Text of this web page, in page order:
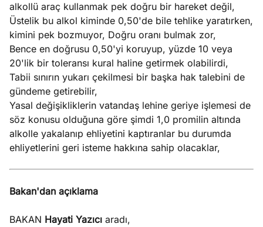
alkollü araç kullanmak pek doğru bir hareket değil,
Üstelik bu alkol kiminde 0,50'de bile tehlike yaratırken,
kimini pek bozmuyor, Doğru oranı bulmak zor,
Bence en doğrusu 0,50'yi koruyup, yüzde 10 veya
20'lik bir toleransı kural haline getirmek olabilirdi,
Tabii sınırın yukarı çekilmesi bir başka hak talebini de
gündeme getirebilir,
Yasal değişikliklerin vatandaş lehine geriye işlemesi de
söz konusu olduğuna göre şimdi 1,0 promilin altında
alkolle yakalanıp ehliyetini kaptıranlar bu durumda
ehliyetlerini geri isteme hakkına sahip olacaklar,
Bakan'dan açıklama
BAKAN Hayati Yazıcı aradı,